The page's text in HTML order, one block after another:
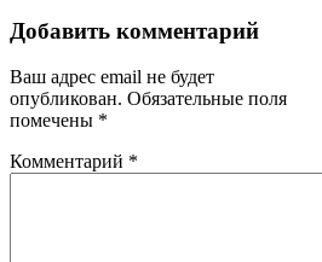
Добавить комментарий
Ваш адрес email не будет
опубликован. Обязательные поля
помечены *
Комментарий *